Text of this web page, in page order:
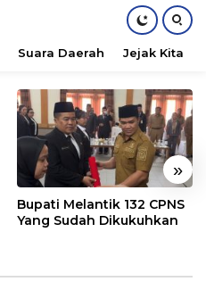
Suara Daerah Jejak Kita
»
Bupati Melantik 132 CPNS
Yang Sudah Dikukuhkan